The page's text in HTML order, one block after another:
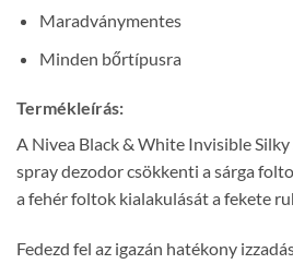
Maradványmentes
Minden bőrtípusra
Termékleírás:
A Nivea Black & White Invisible
spray dezodor csökkenti a sárga
a fehér foltok kialakulását a fekete
Fedezd fel az igazán hatékony